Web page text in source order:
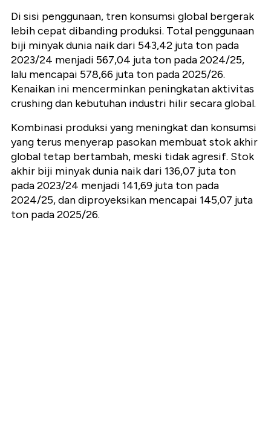
Di sisi penggunaan, tren konsumsi global bergerak
lebih cepat dibanding produksi. Total penggunaan
biji minyak dunia naik dari 543,42 juta ton pada
2023/24 menjadi 567,04 juta ton pada 2024/25,
lalu mencapai 578,66 juta ton pada 2025/26.
Kenaikan ini mencerminkan peningkatan aktivitas
crushing dan kebutuhan industri hilir secara global.
Kombinasi produksi yang meningkat dan konsumsi
yang terus menyerap pasokan membuat stok akhir
global tetap bertambah, meski tidak agresif. Stok
akhir biji minyak dunia naik dari 136,07 juta ton
pada 2023/24 menjadi 141,69 juta ton pada
2024/25, dan diproyeksikan mencapai 145,07 juta
ton pada 2025/26.